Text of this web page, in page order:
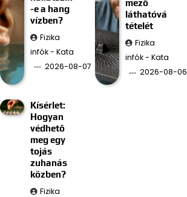
-e a hang
vízben?
Fizika
infók - Kata
2026-08-07
mező
láthatóvá
tételét
Fizika
infók - Kata
2026-08-06
Kísérlet:
Hogyan
védhető
meg egy
tojás
zuhanás
közben?
Fizika